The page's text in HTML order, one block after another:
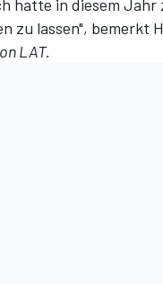
hatte in diesem
zu lassen", bemerkt
LAT.